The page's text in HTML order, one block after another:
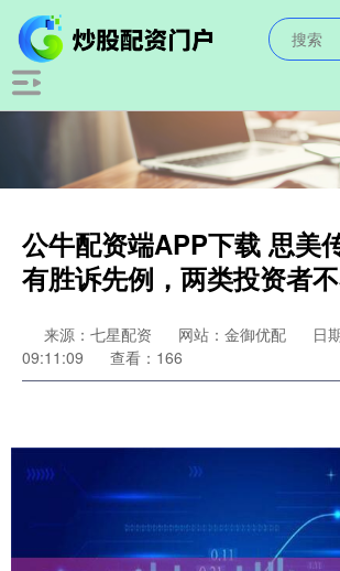
公牛配资端APP下载 思美
有胜诉先例，两类投资者
来源：七星配资 网站：金御优配
日
09:11:09
查看：166